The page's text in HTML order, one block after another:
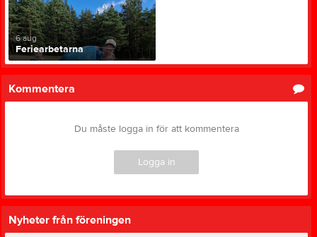
6 aug
Feriearbetarna
Kommentera
Du måste logga in för att kommentera
Logga in
Nyheter från föreningen